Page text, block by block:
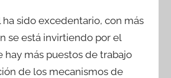
sido excedentario, con más
se está invirtiendo por el
hay más puestos de trabajo
de los mecanismos de